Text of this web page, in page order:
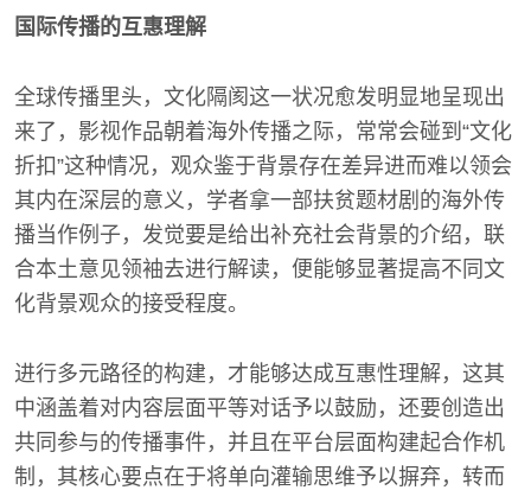
国际传播的互惠理解
全球传播里头，文化隔阂这一状况愈发明显地呈现出
来了，影视作品朝着海外传播之际，常常会碰到“文化
折扣”这种情况，观众鉴于背景存在差异进而难以领会
其内在深层的意义，学者拿一部扶贫题材剧的海外传
播当作例子，发觉要是给出补充社会背景的介绍，联
合本土意见领袖去进行解读，便能够显著提高不同文
化背景观众的接受程度。
进行多元路径的构建，才能够达成互惠性理解，这其
中涵盖着对内容层面平等对话予以鼓励，还要创造出
共同参与的传播事件，并且在平台层面构建起合作机
制，其核心要点在于将单向灌输思维予以摒弃，转而